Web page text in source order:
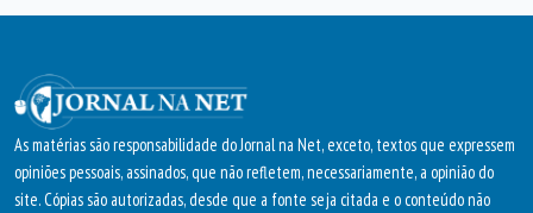
As matérias são responsabilidade do Jornal na Net, exceto, textos que expressem
opiniões pessoais, assinados, que não refletem, necessariamente, a opinião do
site. Cópias são autorizadas, desde que a fonte seja citada e o conteúdo não